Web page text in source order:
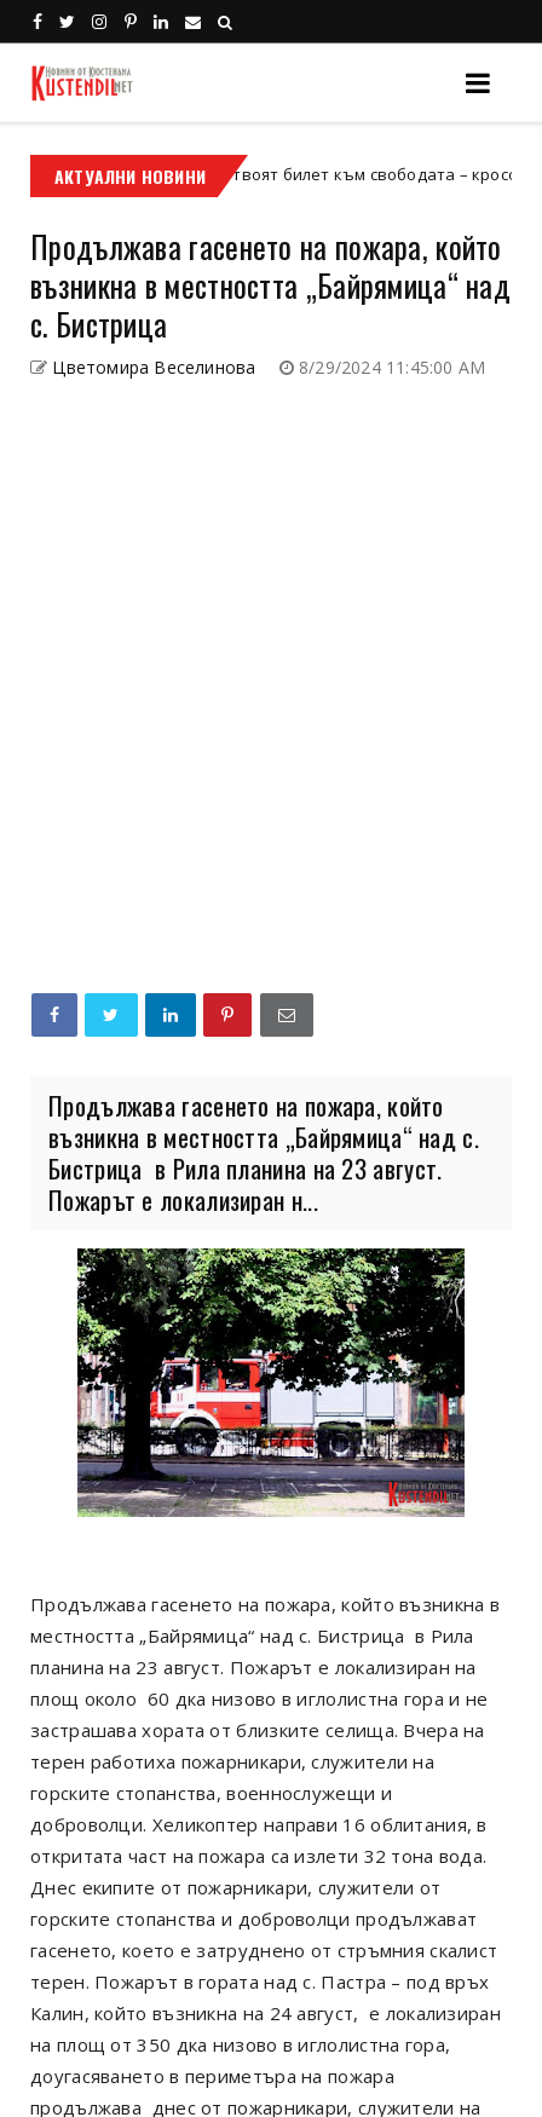
АКТУАЛНИ НОВИНИ
мотор Кой е твоят билет към свободата – кросовият мотор
Продължава гасенето на пожара, който
възникна в местността „Байрямица“ над
с. Бистрица
Цветомира Веселинова 8/29/2024 11:45:00 AM
Продължава гасенето на пожара, който
възникна в местността „Байрямица“ над с.
Бистрица в Рила планина на 23 август.
Пожарът е локализиран н...
Продължава гасенето на пожара, който възникна в
местността „Байрямица“ над с. Бистрица в Рила
планина на 23 август. Пожарът е локализиран на
площ около 60 дка низово в иглолистна гора и не
застрашава хората от близките селища. Вчера на
терен работиха пожарникари, служители на
горските стопанства, военнослужещи и
доброволци. Хеликоптер направи 16 облитания, в
откритата част на пожара са излети 32 тона вода.
Днес екипите от пожарникари, служители от
горските стопанства и доброволци продължават
гасенето, което е затруднено от стръмния скалист
терен. Пожарът в гората над с. Пастра – под връх
Калин, който възникна на 24 август, е локализиран
на площ от 350 дка низово в иглолистна гора,
доугасяването в периметъра на пожара
продължава днес от пожарникари, служители на